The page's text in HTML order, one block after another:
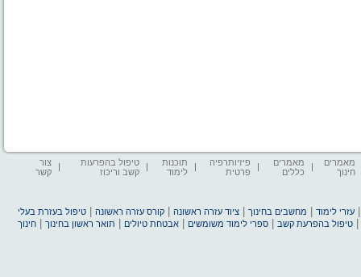
מאמרים
חינוך
מאמרים
כללים
פיזיותרפיה
פרטית
תוכנות
לימוד
טיפול בהפרעות
קשב וריכוז
צור
קשר
עזרי לימוד מחשבים בחינוך |ציוד עזרה ראשונה |קורס עזרה ראשונה |טיפול בעזרת בעלי
|טיפול בהפרעת קשב |ספרי לימוד משומשים |אבטחת טיולים תואר ראשון בחינוך |חינוך